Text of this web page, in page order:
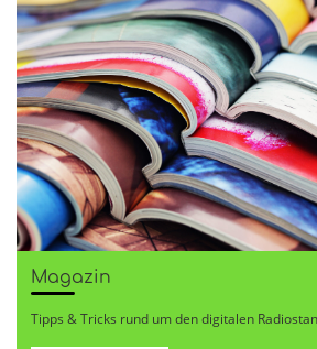
Magazin
Tipps & Tricks rund um den digitalen